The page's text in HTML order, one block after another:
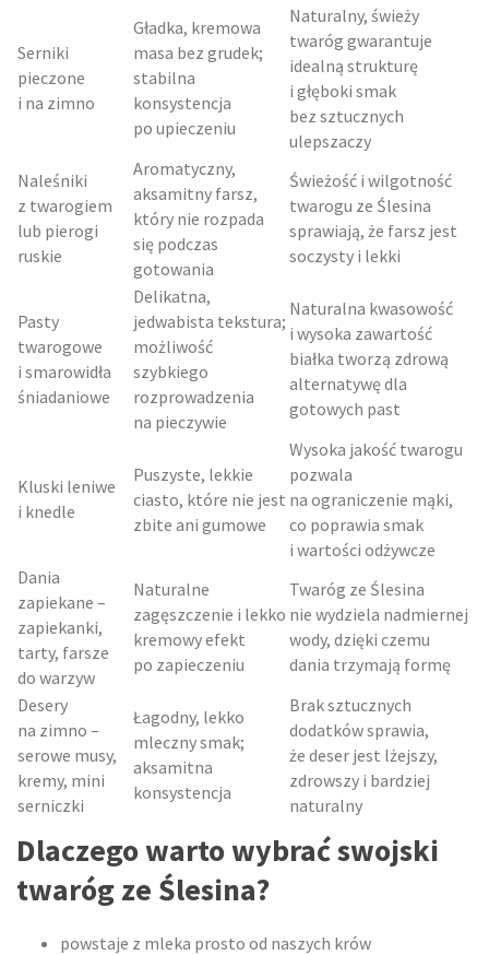
Serniki
pieczone
i na zimno
Gładka, kremowa
masa bez grudek;
stabilna
konsystencja
po upieczeniu
Naturalny, świeży
twaróg gwarantuje
idealną strukturę
i głęboki smak
bez sztucznych
ulepszaczy
Naleśniki
z twarogiem
lub pierogi
ruskie
Aromatyczny,
aksamitny farsz,
który nie rozpada
się podczas
gotowania
Świeżość i wilgotność
twarogu ze Ślesina
sprawiają, że farsz jest
soczysty i lekki
Pasty
twarogowe
i smarowidła
śniadaniowe
Delikatna,
jedwabista tekstura;
możliwość
szybkiego
rozprowadzenia
na pieczywie
Naturalna kwasowość
i wysoka zawartość
białka tworzą zdrową
alternatywę dla
gotowych past
Kluski leniwe
i knedle
Puszyste, lekkie
ciasto, które nie jest
zbite ani gumowe
Wysoka jakość twarogu
pozwala
na ograniczenie mąki,
co poprawia smak
i wartości odżywcze
Dania
zapiekane –
zapiekanki,
tarty, farsze
do warzyw
Naturalne
zagęszczenie i lekko
kremowy efekt
po zapieczeniu
Twaróg ze Ślesina
nie wydziela nadmiernej
wody, dzięki czemu
dania trzymają formę
Desery
na zimno –
serowe musy,
kremy, mini
serniczki
Łagodny, lekko
mleczny smak;
aksamitna
konsystencja
Brak sztucznych
dodatków sprawia,
że deser jest lżejszy,
zdrowszy i bardziej
naturalny
Dlaczego warto wybrać swojski
twaróg ze Ślesina?
powstaje z mleka prosto od naszych krów